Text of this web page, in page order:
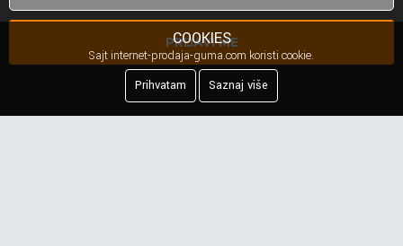
PRIJAVI ME
COOKIES
Sajt internet-prodaja-guma.com koristi cookie.
Prihvatam
Saznaj više